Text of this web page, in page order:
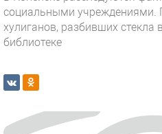
социальными учреждениями.
хулиганов, разбивших
библиотеке